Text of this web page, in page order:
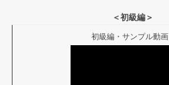
＜初級編＞
初級編・サンプル動画